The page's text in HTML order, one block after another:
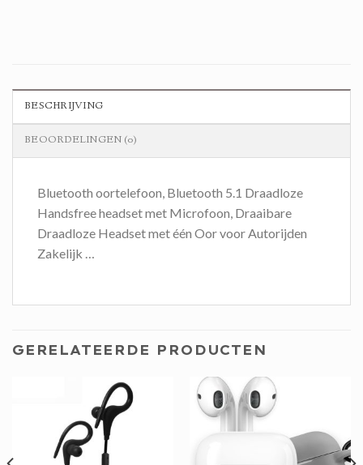
BESCHRIJVING
BEOORDELINGEN (0)
Bluetooth oortelefoon, Bluetooth 5.1 Draadloze
Handsfree headset met Microfoon, Draaibare
Draadloze Headset met één Oor voor Autorijden
Zakelijk …
GERELATEERDE PRODUCTEN